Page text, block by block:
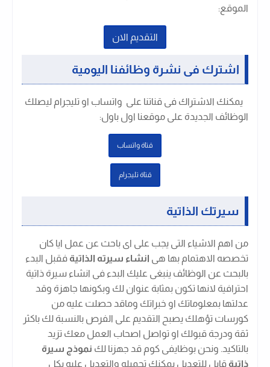
الموقع:
التقديم الان
اشترك فى نشرة وظائفنا اليومية
يمكنك الاشتراك فى قناتنا على واتساب او تليجرام ليصلك
الوظائف الجديدة على موقعنا اول باول:
قتاة واتساب
قتاة تليجرام
سيرتك الذاتية
من اهم الاشياء التى يجب على اى باحث عن عمل ايا كان
تخصصه الاهتمام بها هى انشاء سيرته الذاتية فقبل البدء
بالبحث عن الوظائف ينبغى عليك البدء فى انشاء سيرة ذاتية
احترافية لانها تكون بمثابة عنوان لك وبكونها جاهزة وقد
عدلتها بمعلوماتك او خبراتك وماقد حصلت عليه من
كورسات تؤهلك يصبح التقديم على الفرص بالنسبة لك باكثر
ثقة ودرجة قبولك او تواصل اصحاب العمل معك تزيد
بالتاكيد. ونحن بوظايفى كوم قد جهزنا لك نموذج سيرة
ذاتية قابل للتعديل يمكنك تحميله والتعديل عليه بكل